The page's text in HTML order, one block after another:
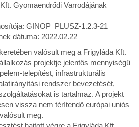
Gyomaendrődi Varrodájának
GINOP_PLUSZ-1.2.3-21
dátuma: 2022.02.22
valósult meg a Frigyláda Kft.
projektje jelentős mennyiségű
telepítést, infrastrukturális
rendszer bevezetését,
is tartalmaz. A projekt
vissza nem térítendő európai uniós
meg.